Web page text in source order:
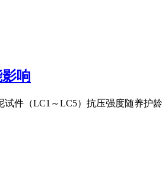
响
件（LC1～LC5）抗压强度随养护